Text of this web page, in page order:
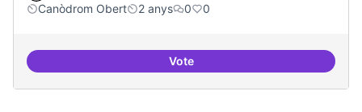
Canòdrom Obert
2 anys 0 0
VoteDrets Humans i capa digital